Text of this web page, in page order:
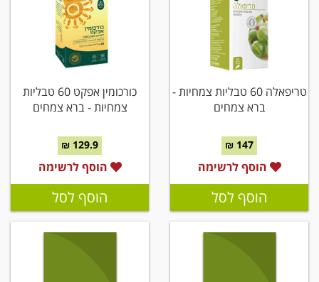
טריפאלה 60 טבליות צמחיות -
ברא צמחים
147 ₪
הוסף לרשימה
הוסף לסל
כורכומין אפקט 60 טבליות
צמחיות - ברא צמחים
129.9 ₪
הוסף לרשימה
הוסף לסל